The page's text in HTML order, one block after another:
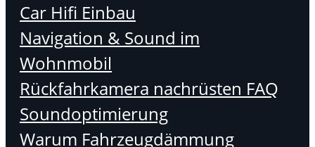
Car Hifi Einbau
Navigation & Sound im
Wohnmobil
Rückfahrkamera nachrüsten FAQ
Soundoptimierung
Warum Fahrzeugdämmung